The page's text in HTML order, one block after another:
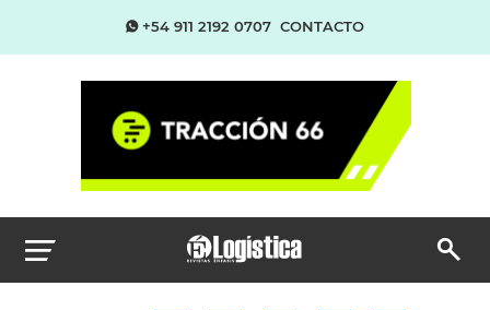
+54 911 2192 0707 CONTACTO